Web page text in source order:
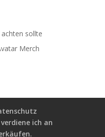
sollte
Merch
ich an